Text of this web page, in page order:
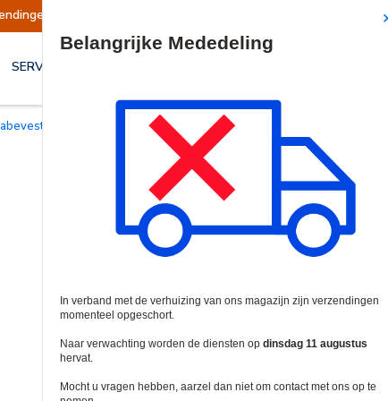
Verzendingen worden op dinsdag 11
SERVICES & OPLOSSINGEN